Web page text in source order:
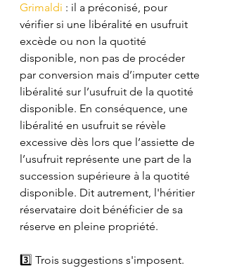
Grimaldi : il a préconisé, pour
vérifier si une libéralité en usufruit
excède ou non la quotité
disponible, non pas de procéder
par conversion mais d’imputer cette
libéralité sur l’usufruit de la quotité
disponible. En conséquence, une
libéralité en usufruit se révèle
excessive dès lors que l’assiette de
l’usufruit représente une part de la
succession supérieure à la quotité
disponible. Dit autrement, l'héritier
réservataire doit bénéficier de sa
réserve en pleine propriété.
3️⃣ Trois suggestions s'imposent.